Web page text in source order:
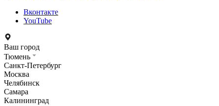
Вконтакте
YouTube
Ваш город
Тюмень
Санкт-Петербург
Москва
Челябинск
Самара
Калининград